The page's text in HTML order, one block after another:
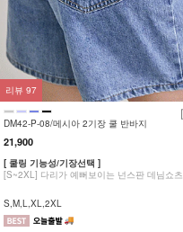
DM42-P-08/메시아 2기장 쿨 반바지
21,900
[ 쿨링 기능성/기장선택 ]
[S~2XL] 다리가 예뻐보이는 넌스판 데님쇼츠
S,M,L,XL,2XL
리뷰 97